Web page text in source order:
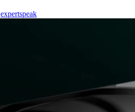
expertspeak